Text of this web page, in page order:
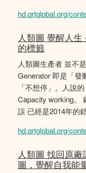
hd.qrtglobal.org/
人類圖 覺醒人
的標籤
人類圖生產者 並不
Generator 即是「發
「不想停」。人說
Capacity working。
誤 已經是2014年的錯
hd.qrtglobal.org/
人類圖 找回原
圖，覺醒自我能